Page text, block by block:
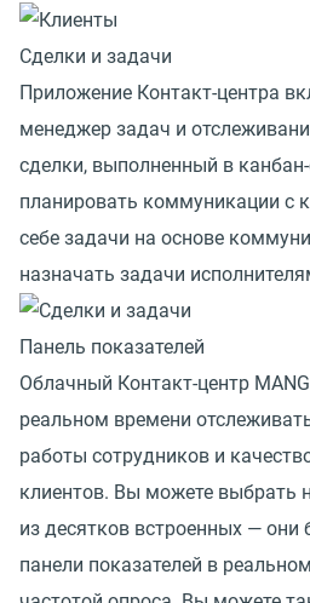
Сделки и задачи
Приложение Контакт-центра
менеджер задач и
сделки, выполненный в
планировать коммуникации с
себе задачи на основе
назначать задачи
Панель показателей
Облачный Контакт-центр
реальном времени
работы сотрудников и
клиентов. Вы можете выбрать
из десятков встроенных — они
панели показателей в